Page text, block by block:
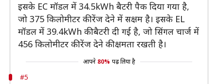
इसके EC मॉडल में 34.5kWh बैटरी पैक दिया गया है,
जो 375 किलोमीटर की रेंज देने में सक्षम है। इसके EL
मॉडल में 39.4kWh की बैटरी दी गई है, जो सिंगल चार्ज में
456 किलोमीटर की रेंज देने की क्षमता रखती है।
आपने 80% पढ़ लिया है
#5